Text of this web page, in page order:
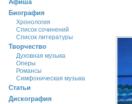
Афиша
Биография
Хронология
Список сочинений
Список литературы
Творчество
Духовная музыка
Оперы
Романсы
Симфоническая музыка
Статьи
Дискография